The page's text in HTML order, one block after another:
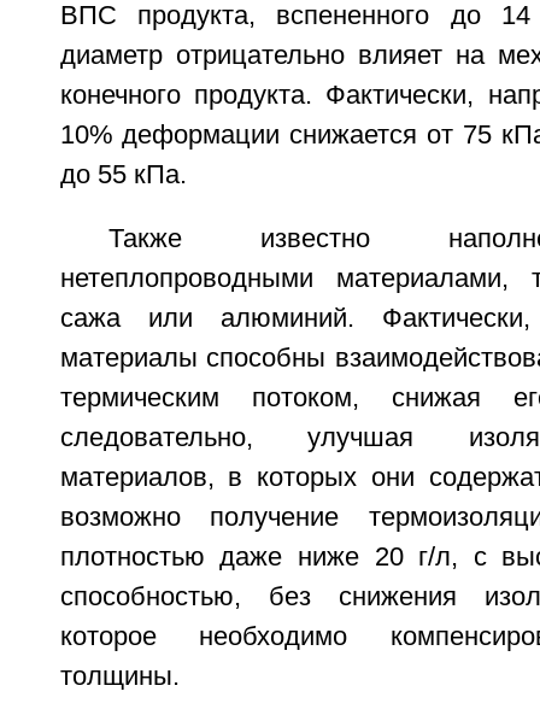
ВПС продукта, вспененного до
диаметр отрицательно влияет на
конечного продукта. Фактически,
10% деформации снижается от 75
до 55 кПа.
Также известно
нетеплопроводными материалами,
сажа или алюминий. Фактически,
материалы способны
термическим потоком, снижая
следовательно, улучшая
материалов, в которых они
возможно получение
плотностью даже ниже 20 г/л, с
способностью, без снижения
которое необходимо
толщины.